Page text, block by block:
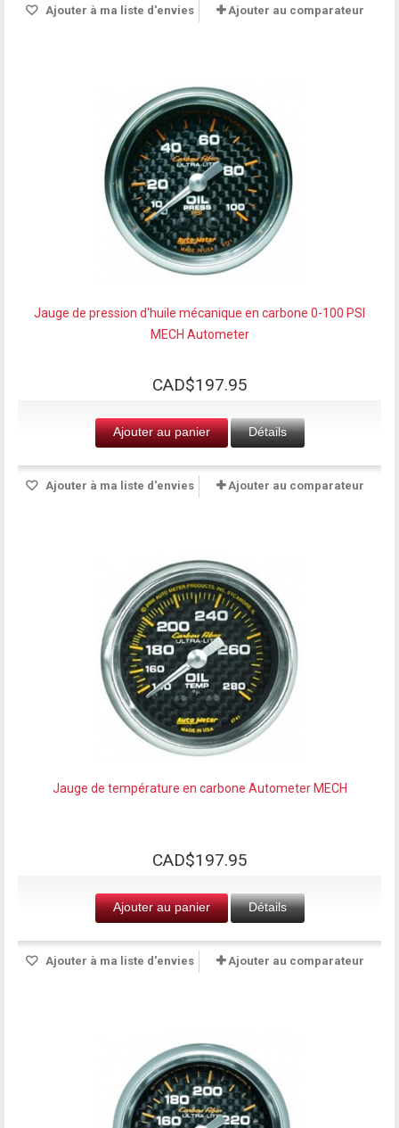
Ajouter à ma liste d'envies Ajouter au comparateur
Jauge de pression d'huile mécanique en carbone 0-100 PSI
MECH Autometer
CAD$197.95
Ajouter au panier Détails
Ajouter à ma liste d'envies Ajouter au comparateur
Jauge de température en carbone Autometer MECH
CAD$197.95
Ajouter au panier Détails
Ajouter à ma liste d'envies Ajouter au comparateur